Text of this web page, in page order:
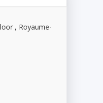
, Royaume-